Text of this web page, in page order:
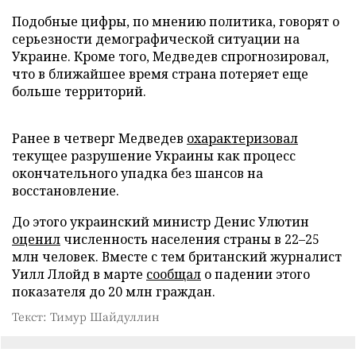
Подобные цифры, по мнению политика, говорят о
серьезности демографической ситуации на
Украине. Кроме того, Медведев спрогнозировал,
что в ближайшее время страна потеряет еще
больше территорий.
Ранее в четверг Медведев охарактеризовал
текущее разрушение Украины как процесс
окончательного упадка без шансов на
восстановление.
До этого украинский министр Денис Улютин
оценилчисленность населения страны в 22–25
млн человек. Вместе с тем британский журналист
Уилл Ллойд в марте сообщал о падении этого
показателя до 20 млн граждан.
Текст: Тимур Шайдуллин